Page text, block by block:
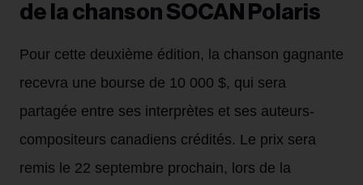
de la chanson SOCAN Polaris
Pour cette deuxième édition, la chanson gagnante
recevra une bourse de 10 000 $, qui sera
partagée entre ses interprètes et ses auteurs-
compositeurs canadiens crédités. Le prix sera
remis le 22 septembre prochain, lors de la